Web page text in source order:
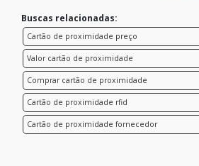
Buscas relacionadas:
Cartão de proximidade preço
Valor cartão de proximidade
Comprar cartão de proximidade
Cartão de proximidade rfid
Cartão de proximidade fornecedor